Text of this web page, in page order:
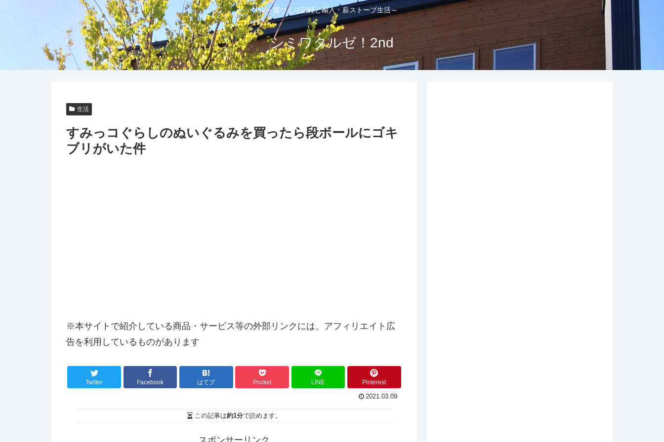
～庭づくり記録と輸入・薪ストーブ生活～
シミワタルゼ！2nd
生活
すみっコぐらしのぬいぐるみを買ったら段ボールにゴキ
ブリがいた件
※本サイトで紹介している商品・サービス等の外部リンクには、アフィリエイト広
告を利用しているものがあります
Twitter Facebook はてブ Pocket LINE Pinterest
2021.03.09
この記事は約1分で読めます。
スポンサーリンク